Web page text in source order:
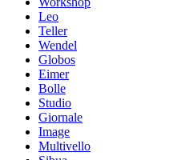
Leo
Teller
Wendel
Globos
Eimer
Bolle
Studio
Giornale
Image
Multivello